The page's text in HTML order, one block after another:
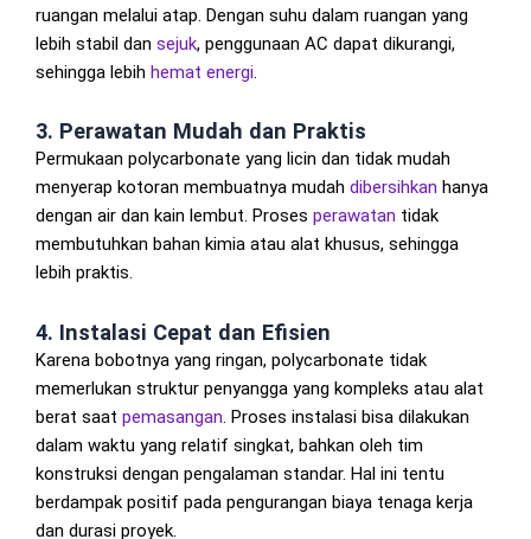
ruangan melalui atap. Dengan suhu dalam ruangan yang
lebih stabil dan sejuk, penggunaan AC dapat dikurangi,
sehingga lebih hemat energi.
3. Perawatan Mudah dan Praktis
Permukaan polycarbonate yang licin dan tidak mudah
menyerap kotoran membuatnya mudah dibersihkan hanya
dengan air dan kain lembut. Proses perawatan tidak
membutuhkan bahan kimia atau alat khusus, sehingga
lebih praktis.
4. Instalasi Cepat dan Efisien
Karena bobotnya yang ringan, polycarbonate tidak
memerlukan struktur penyangga yang kompleks atau alat
berat saat pemasangan. Proses instalasi bisa dilakukan
dalam waktu yang relatif singkat, bahkan oleh tim
konstruksi dengan pengalaman standar. Hal ini tentu
berdampak positif pada pengurangan biaya tenaga kerja
dan durasi proyek.